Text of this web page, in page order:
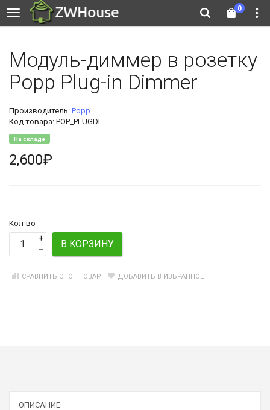
0
Модуль-диммер в розетку
Popp Plug-in Dimmer
Производитель: Popp
Код товара: POP_PLUGDI
На складе
2,600₽
Кол-во
+
–
В КОРЗИНУ
СРАВНИТЬ ЭТОТ ТОВАР ДОБАВИТЬ В ИЗБРАННОЕ
ОПИСАНИЕ